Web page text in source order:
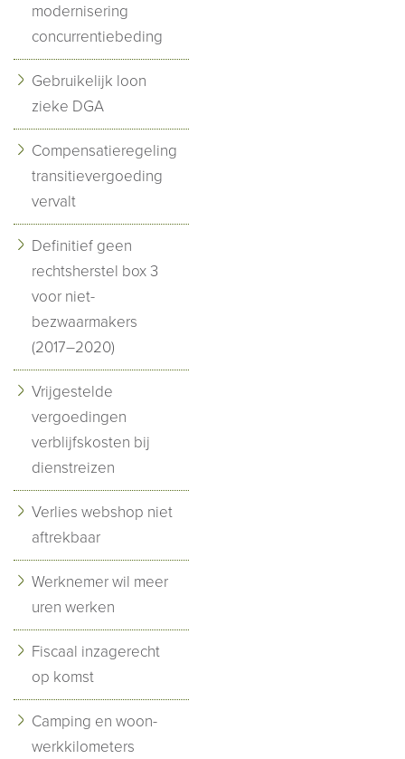
modernisering
concurrentiebeding
Gebruikelijk loon
zieke DGA
Compensatieregeling
transitievergoeding
vervalt
Definitief geen
rechtsherstel box 3
voor niet-
bezwaarmakers
(2017–2020)
Vrijgestelde
vergoedingen
verblijfskosten bij
dienstreizen
Verlies webshop niet
aftrekbaar
Werknemer wil meer
uren werken
Fiscaal inzagerecht
op komst
Camping en woon-
werkkilometers